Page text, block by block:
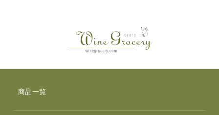
商品一覧